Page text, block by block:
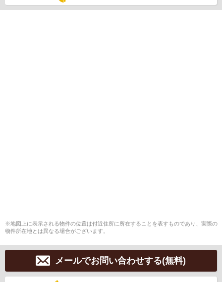
※地図上に表示される物件の位置は付近住所に所在することを表すものであり、実際の
物件所在地とは異なる場合がございます。
メールでお問い合わせする(無料)